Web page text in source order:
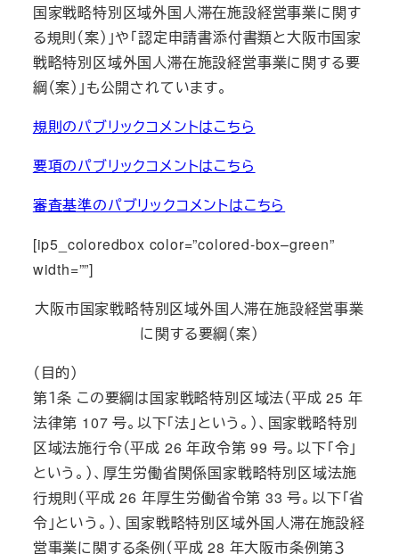
国家戦略特別区域外国人滞在施設経営事業に関す
る規則（案）」や「認定申請書添付書類と大阪市国家
戦略特別区域外国人滞在施設経営事業に関する要
綱（案）」も公開されています。
規則のパブリックコメントはこちら
要項のパブリックコメントはこちら
審査基準のパブリックコメントはこちら
[ip5_coloredbox color=”colored-box–green”
width=””]
大阪市国家戦略特別区域外国人滞在施設経営事業
に関する要綱（案）
（目的）
第１条 この要綱は国家戦略特別区域法（平成 25 年
法律第 107 号。以下「法」という。）、国家戦略特別
区域法施行令（平成 26 年政令第 99 号。以下「令」
という。）、厚生労働省関係国家戦略特別区域法施
行規則（平成 26 年厚生労働省令第 33 号。以下「省
令」という。）、国家戦略特別区域外国人滞在施設経
営事業に関する条例（平成 28 年大阪市条例第３